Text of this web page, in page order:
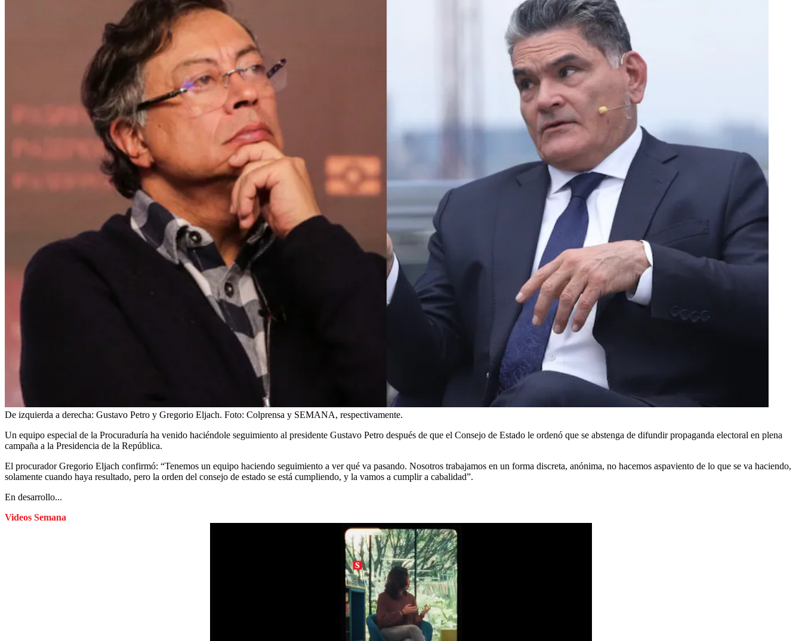
De izquierda a derecha: Gustavo Petro y Gregorio Eljach. Foto: Colprensa y SEMANA, respectivamente.
Un equipo especial de la Procuraduría ha venido haciéndole seguimiento al presidente Gustavo Petro después de que el Consejo de Estado le ordenó que se abstenga de difundir propaganda electoral en plena
campaña a la Presidencia de la República.
El procurador Gregorio Eljach confirmó: “Tenemos un equipo haciendo seguimiento a ver qué va pasando. Nosotros trabajamos en un forma discreta, anónima, no hacemos aspaviento de lo que se va haciendo,
solamente cuando haya resultado, pero la orden del consejo de estado se está cumpliendo, y la vamos a cumplir a cabalidad”.
En desarrollo...
Videos Semana